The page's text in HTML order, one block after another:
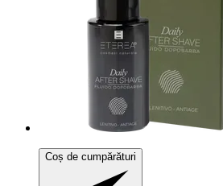
Coș de cumpărături